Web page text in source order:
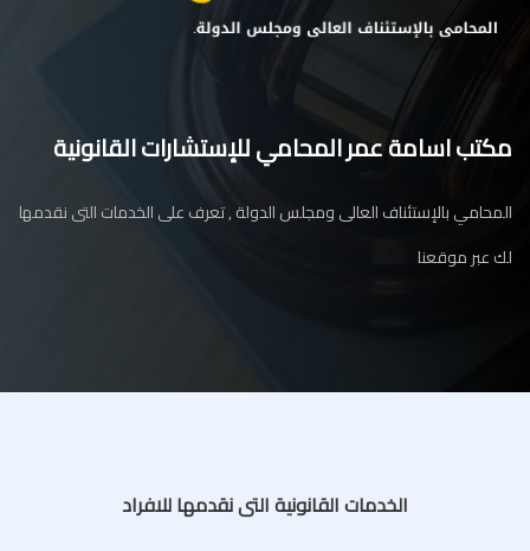
مكتب اسامة عمر المحامي للإستشارات القانونية
المحامي بالإستئناف العالى ومجلس الدولة , تعرف على الخدمات التى نقدمها
لك عبر موقعنا
الخدمات القانونية التى نقدمها للافراد